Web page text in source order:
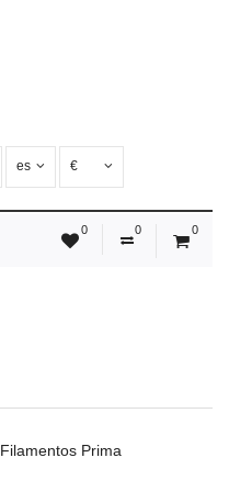
es €
0 0 0
Filamentos Prima